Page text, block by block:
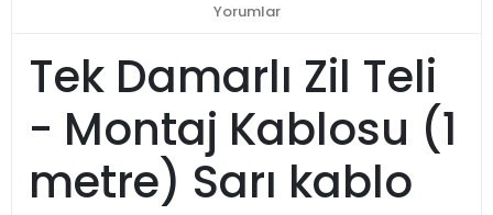
Yorumlar
Tek Damarlı Zil Teli
- Montaj Kablosu (1
metre) Sarı kablo